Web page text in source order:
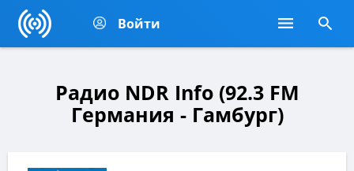
Войти
Радио NDR Info (92.3 FM
Германия - Гамбург)